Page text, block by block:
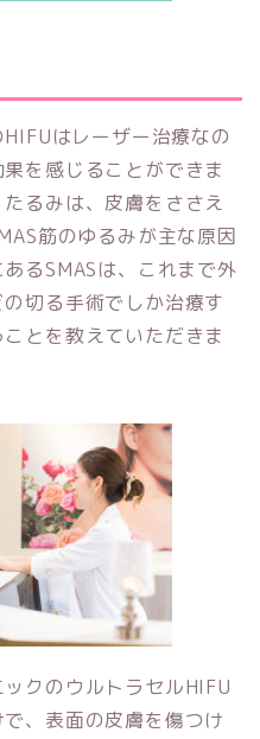
はレーザー治療なの
を感じることができま
るみは、皮膚をささえ
筋のゆるみが主な原因
るSMASは、これまで外
切る手術でしか治療す
とを教えていただきま
クのウルトラセルHIFU
、表面の皮膚を傷つけ